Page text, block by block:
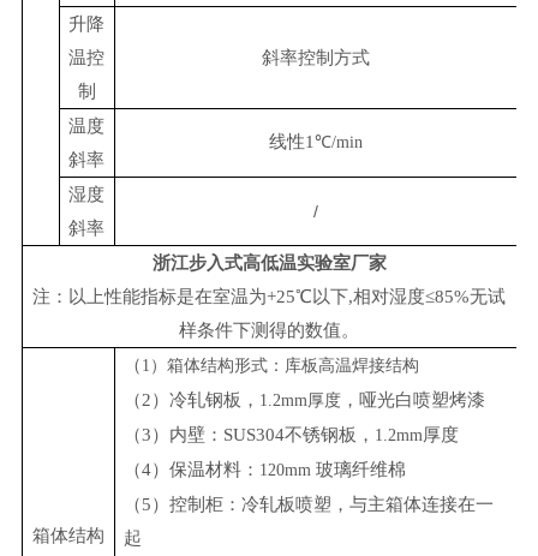
升降
温控
制
斜率控制方式
温度
斜率
线性1 ℃/min
湿度
斜率
/
浙江步入式高低温实验室厂家
注：以上性能指标是在室温为+25℃以下,相对湿度≤85%无试
样条件下测得的数值。
箱体结构
（ 1）箱体结构形式：库板高温焊接结构
（2）冷轧钢板， 1.2mm厚度 ，哑光白喷塑烤漆
（3）内壁：SUS304不锈钢板， 1.2mm 厚度
（4）保温材料： 120mm 玻璃纤维棉
（5）控制柜：冷轧板喷塑，与主箱体连接在一
起